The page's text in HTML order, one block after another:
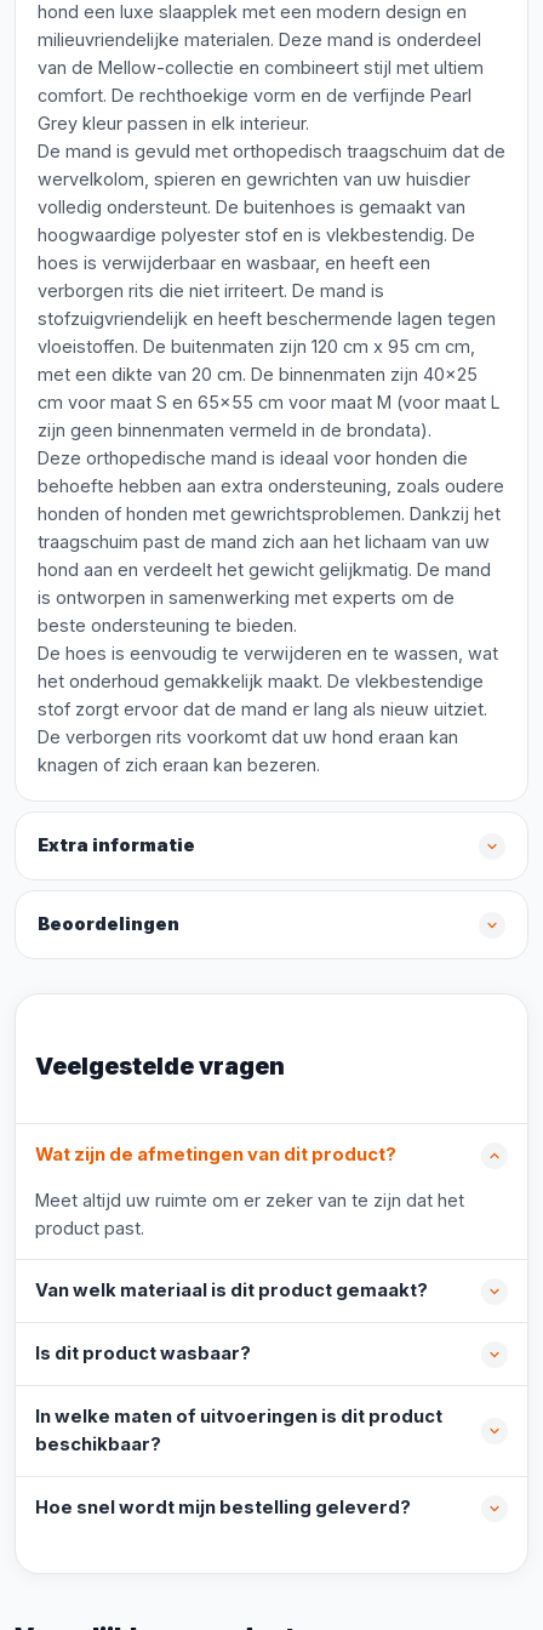
hond een luxe slaapplek met een modern design en
milieuvriendelijke materialen. Deze mand is onderdeel
van de Mellow-collectie en combineert stijl met ultiem
comfort. De rechthoekige vorm en de verfijnde Pearl
Grey kleur passen in elk interieur.
De mand is gevuld met orthopedisch traagschuim dat de
wervelkolom, spieren en gewrichten van uw huisdier
volledig ondersteunt. De buitenhoes is gemaakt van
hoogwaardige polyester stof en is vlekbestendig. De
hoes is verwijderbaar en wasbaar, en heeft een
verborgen rits die niet irriteert. De mand is
stofzuigvriendelijk en heeft beschermende lagen tegen
vloeistoffen. De buitenmaten zijn 120 cm x 95 cm cm,
met een dikte van 20 cm. De binnenmaten zijn 40x25
cm voor maat S en 65x55 cm voor maat M (voor maat L
zijn geen binnenmaten vermeld in de brondata).
Deze orthopedische mand is ideaal voor honden die
behoefte hebben aan extra ondersteuning, zoals oudere
honden of honden met gewrichtsproblemen. Dankzij het
traagschuim past de mand zich aan het lichaam van uw
hond aan en verdeelt het gewicht gelijkmatig. De mand
is ontworpen in samenwerking met experts om de
beste ondersteuning te bieden.
De hoes is eenvoudig te verwijderen en te wassen, wat
het onderhoud gemakkelijk maakt. De vlekbestendige
stof zorgt ervoor dat de mand er lang als nieuw uitziet.
De verborgen rits voorkomt dat uw hond eraan kan
knagen of zich eraan kan bezeren.
Extra informatie
Beoordelingen
Veelgestelde vragen
Wat zijn de afmetingen van dit product?
Meet altijd uw ruimte om er zeker van te zijn dat het
product past.
Van welk materiaal is dit product gemaakt?
Is dit product wasbaar?
In welke maten of uitvoeringen is dit product
beschikbaar?
Hoe snel wordt mijn bestelling geleverd?